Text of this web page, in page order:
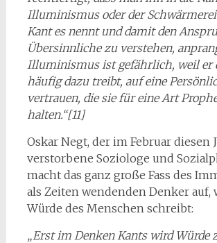
Illuminismus oder der
Kant es nennt und damit den
Übersinnliche zu verstehen,
Illuminismus ist gefährlich, weil er
häufig dazu treibt, auf eine
vertrauen, die sie für eine Art
halten.“[11]
Oskar Negt, der im Februar diesen
verstorbene Soziologe und
macht das ganz große Fass des
als Zeiten wendenden Denker auf,
Würde des Menschen schreibt:
„Erst im Denken Kants wird Würde